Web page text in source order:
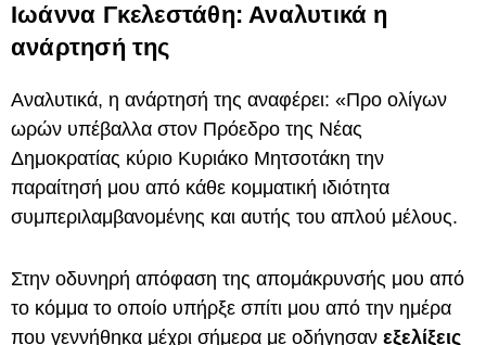
Ιωάννα Γκελεστάθη: Αναλυτικά η
ανάρτησή της
Αναλυτικά, η ανάρτησή της αναφέρει: «Προ ολίγων
ωρών υπέβαλλα στον Πρόεδρο της Νέας
Δημοκρατίας κύριο Κυριάκο Μητσοτάκη την
παραίτησή μου από κάθε κομματική ιδιότητα
συμπεριλαμβανομένης και αυτής του απλού μέλους.
Στην οδυνηρή απόφαση της απομάκρυνσής μου από
το κόμμα το οποίο υπήρξε σπίτι μου από την ημέρα
που γεννήθηκα μέχρι σήμερα με οδήγησαν εξελίξεις